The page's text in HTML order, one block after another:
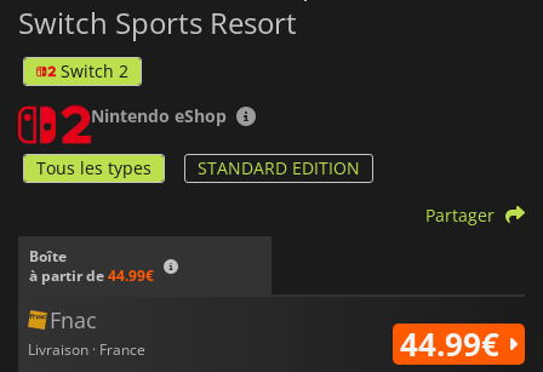
Switch Sports Resort
Switch 2
Nintendo eShop
Tous les types STANDARD EDITION
Boîte
à partir de44.99€
Partager
Fnac
Livraison · France 44.99€